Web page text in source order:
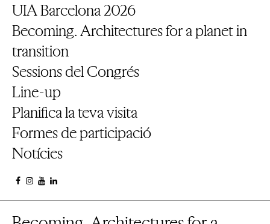
UIA Barcelona 2026
Becoming. Architectures for a planet in
transition
Sessions del Congrés
Line-up
Planifica la teva visita
Formes de participació
Notícies